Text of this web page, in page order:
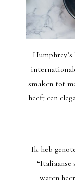
smaken tot
heeft een
Ik heb
“Italiaanse
waren